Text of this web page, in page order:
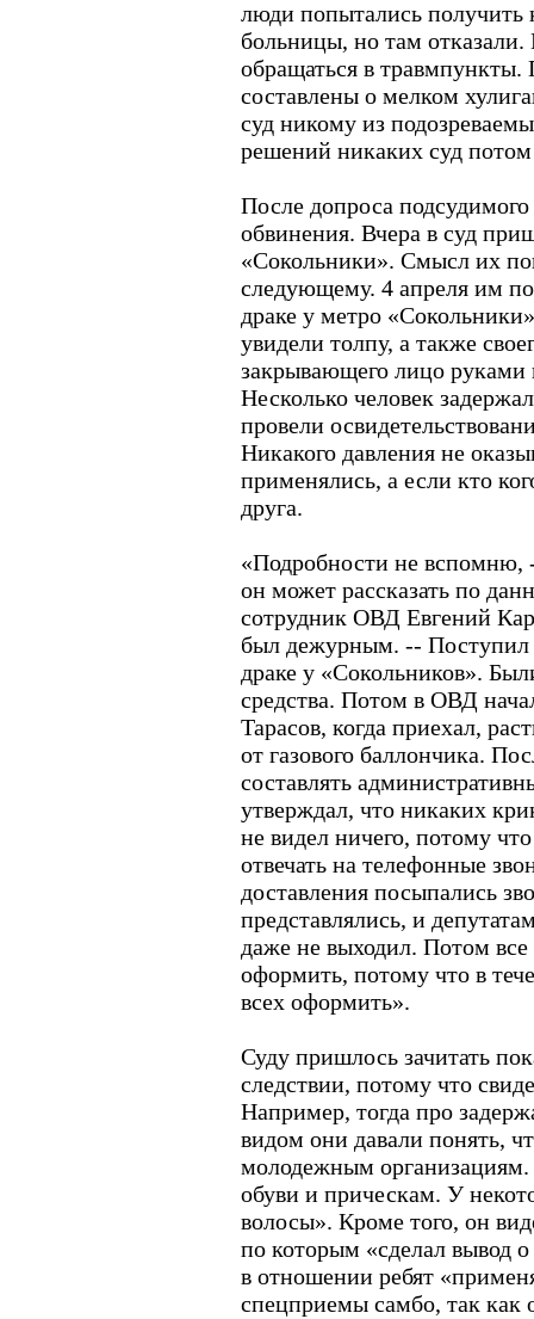
люди попытались получить
больницы, но там
обращаться в
составлены о мелком
суд никому из
решений никаких суд
После допроса
обвинения. Вчера в суд
«Сокольники». Смысл их
следующему. 4 апреля им
драке у метро
увидели толпу, а также
закрывающего лицо руками
Несколько человек
провели
Никакого давления не
применялись, а если кто
друга.
«Подробности не вспомню,
он может рассказать по
сотрудник ОВД Евгений
был дежурным. -- Поступил
драке у «Сокольников».
средства. Потом в ОВД
Тарасов, когда приехал,
от газового баллончика.
составлять
утверждал, что никаких
не видел ничего, потому
отвечать на телефонные
доставления посыпались
представлялись, и
даже не выходил. Потом
оформить, потому что в
всех оформить».
Суду пришлось зачитать
следствии, потому что
Например, тогда про
видом они давали понять,
молодежным
обуви и прическам. У
волосы». Кроме того, он
по которым «сделал вывод
в отношении ребят
спецприемы самбо, так как